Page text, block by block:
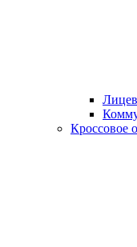
Кроссовое